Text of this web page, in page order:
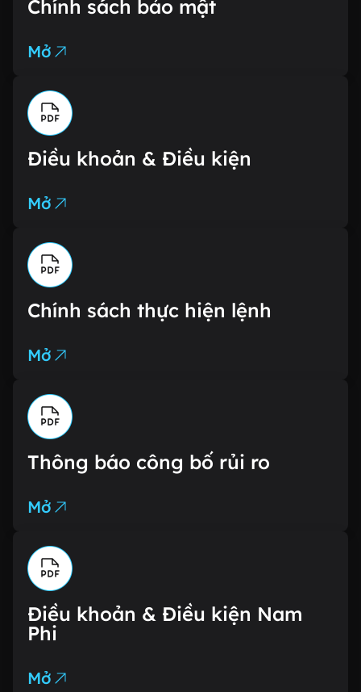
Chính sách bảo mật
Mở
Điều khoản & Điều kiện
Mở
Chính sách thực hiện lệnh
Mở
Thông báo công bố rủi ro
Mở
Điều khoản & Điều kiện Nam
Phi
Mở